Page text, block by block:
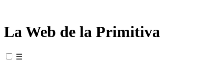
La Web de la Primitiva
☰